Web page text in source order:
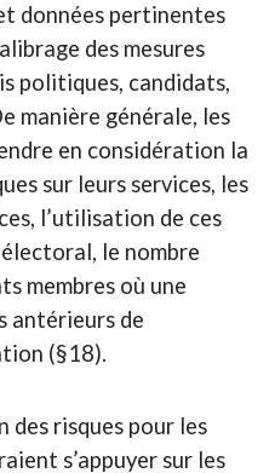
données pertinentes
des mesures
politiques, candidats,
manière générale, les
en considération la
sur leurs services, les
l’utilisation de ces
le nombre
membres où une
antérieurs de
(§18).
des risques pour les
s’appuyer sur les